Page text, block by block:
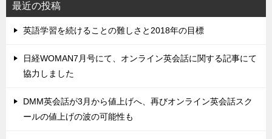
最近の投稿
英語学習を続けることの難しさと2018年の目標
日経WOMAN7月号にて、オンライン英会話に関する記事にて
協力しました
DMM英会話が3月から値上げへ、再びオンライン英会話スク
ールの値上げの波の可能性も